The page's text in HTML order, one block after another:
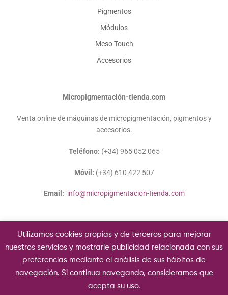
Pigmentos
Módulos
Meso Touch
Accesorios
Micropigmentación-tienda.com
Venta online de máquinas de micropigmentación, pigmentos y
accesorios.
Teléfono: (+34) 965 052 065
Móvil: (+34) 610 422 507
Email: info@micropigmentacion-tienda.com
Copyright © 2020 Micropigmentación-tienda.com.
Utilizamos cookies propias y de terceros para mejorar
nuestros servicios y mostrarle publicidad relacionada con sus
preferencias mediante el análisis de sus hábitos de
navegación. Si continua navegando, consideramos que
acepta su uso.